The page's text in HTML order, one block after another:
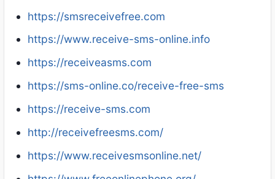
https://smsreceivefree.com
https://www.receive-sms-online.info
https://receiveasms.com
https://sms-online.co/receive-free-sms
https://receive-sms.com
http://receivefreesms.com/
https://www.receivesmsonline.net/